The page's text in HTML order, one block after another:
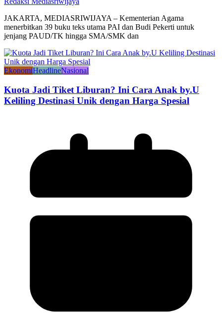
JAKARTA, MEDIASRIWIJAYA – Kementerian Agama
menerbitkan 39 buku teks utama PAI dan Budi Pekerti untuk
jenjang PAUD/TK hingga SMA/SMK dan
EkonomiHeadlineNasional
Kuota Jadi Tiket Liburan? Ini Cara Anak by.U
Keliling Destinasi Unik dengan Harga Spesial